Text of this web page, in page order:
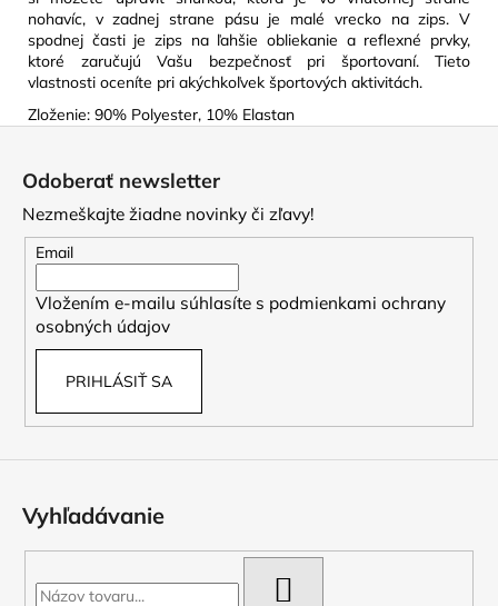
nohavíc, v zadnej strane pásu je malé vrecko na zips. V
spodnej časti je zips na ľahšie obliekanie a reflexné prvky,
ktoré zaručujú Vašu bezpečnosť pri športovaní. Tieto
vlastnosti oceníte pri akýchkoľvek športových aktivitách.
Zloženie: 90% Polyester, 10% Elastan
Odoberať newsletter
Nezmeškajte žiadne novinky či zľavy!
Email
Vložením e-mailu súhlasíte s podmienkami ochrany
osobných údajov
PRIHLÁSIŤ SA
Vyhľadávanie